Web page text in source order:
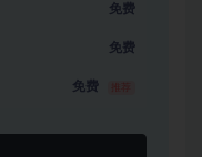
免费
免费
免费